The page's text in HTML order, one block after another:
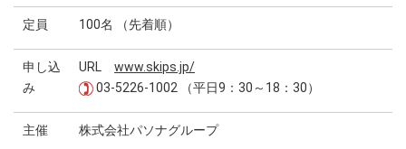
定員 100名 （先着順）
申し込
み
URL www.skips.jp/
03-5226-1002 （平日9：30～18：30）
主催 株式会社パソナグループ